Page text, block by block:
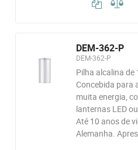
DEM-362-P
DEM-362-P
Pilha alcalina de
Concebida para
muita energia,
lanternas LED
Até 10 anos de
Alemanha.